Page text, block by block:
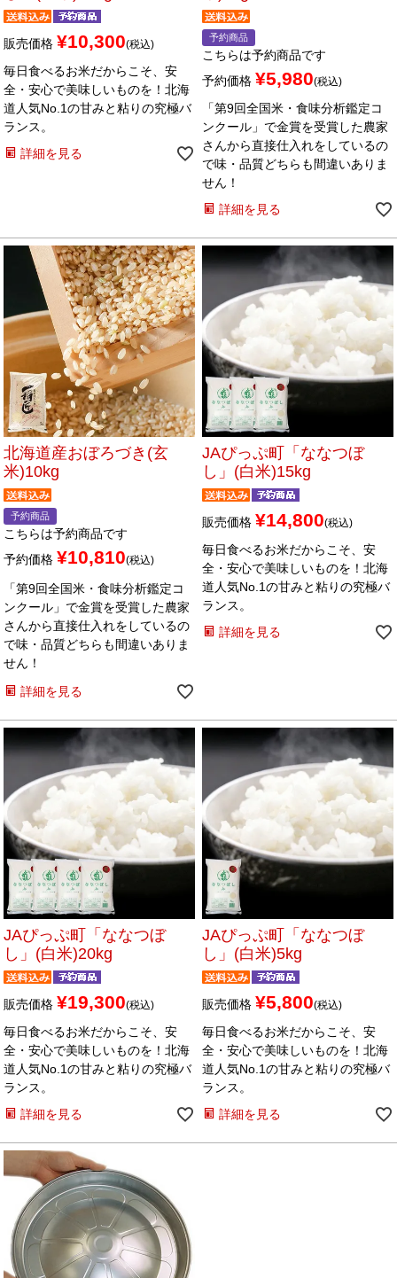
販売価格 ¥10,300 税込
毎日食べるお米だからこそ、安
全・安心で美味しいものを！北海
道人気No.1の甘みと粘りの究極バ
ランス。
詳細を見る
予約商品
こちらは予約商品です
予約価格 ¥5,980 税込
「第9回全国米・食味分析鑑定コ
ンクール」で金賞を受賞した農家
さんから直接仕入れをしているの
で味・品質どちらも間違いありま
せん！
詳細を見る
北海道産おぼろづき(玄
米)10kg
予約商品
こちらは予約商品です
予約価格 ¥10,810 税込
「第9回全国米・食味分析鑑定コ
ンクール」で金賞を受賞した農家
さんから直接仕入れをしているの
で味・品質どちらも間違いありま
せん！
詳細を見る
JAぴっぷ町「ななつぼ
し」(白米)15kg
販売価格 ¥14,800 税込
毎日食べるお米だからこそ、安
全・安心で美味しいものを！北海
道人気No.1の甘みと粘りの究極バ
ランス。
詳細を見る
JAぴっぷ町「ななつぼ
し」(白米)20kg
販売価格 ¥19,300 税込
毎日食べるお米だからこそ、安
全・安心で美味しいものを！北海
道人気No.1の甘みと粘りの究極バ
ランス。
詳細を見る
JAぴっぷ町「ななつぼ
し」(白米)5kg
販売価格 ¥5,800 税込
毎日食べるお米だからこそ、安
全・安心で美味しいものを！北海
道人気No.1の甘みと粘りの究極バ
ランス。
詳細を見る